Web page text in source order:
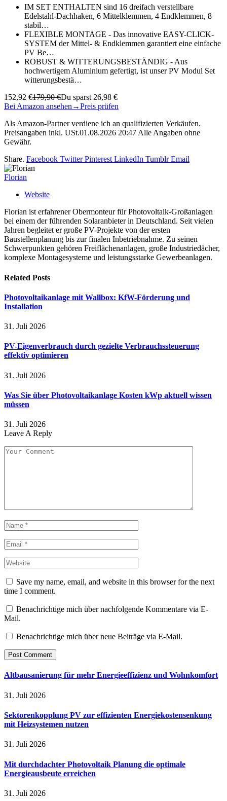
IM SET ENTHALTEN sind 16 dreifach verstellbare
Edelstahl-Dachhaken, 6 Mittelklemmen, 4 Endklemmen, 8
stabil…
FLEXIBLE MONTAGE - Das innovative EASY-CLICK-
SYSTEM der Mittel- & Endklemmen garantiert eine einfache
PV Be…
ROBUST & WITTERUNGSBESTÄNDIG - Aus
hochwertigem Aluminium gefertigt, ist unser PV Modul Set
witterungsbestä…
152,92 €179,90 €Du sparst 26,98 €
Bei Amazon ansehen →Preis prüfen
Als Amazon-Partner verdiene ich an qualifizierten Verkäufen.
Preisangaben inkl. USt.01.08.2026 20:47 Alle Angaben ohne
Gewähr.
Share. Facebook Twitter Pinterest LinkedIn Tumblr Email
Florian
Website
Florian ist erfahrener Obermonteur für Photovoltaik-Großanlagen
bei einem der führenden Solaranbieter in Deutschland. Seit vielen
Jahren begleitet er große PV-Projekte von der ersten
Baustellenplanung bis zur finalen Inbetriebnahme. Zu seinen
Schwerpunkten gehören Freiflächenanlagen, große Industriedächer,
komplexe Montagesysteme und leistungsstarke Gewerbeanlagen.
Related Posts
Photovoltaikanlage mit Wallbox: KfW-Förderung und
Installation
31. Juli 2026
PV-Eigenverbrauch durch gezielte Verbrauchssteuerung
effektiv optimieren
31. Juli 2026
Was Sie über Photovoltaikanlage Kosten kWp aktuell wissen
müssen
31. Juli 2026
Leave A Reply
Save my name, email, and website in this browser for the next
time I comment.
Benachrichtige mich über nachfolgende Kommentare via E-
Mail.
Benachrichtige mich über neue Beiträge via E-Mail.
Altbausanierung für mehr Energieeffizienz und Wohnkomfort
31. Juli 2026
Sektorenkopplung PV zur effizienten Energiekostensenkung
mit Heizsystemen nutzen
31. Juli 2026
Mit durchdachter Photovoltaik Planung die optimale
Energieausbeute erreichen
31. Juli 2026